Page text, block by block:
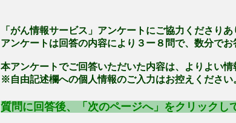
「がん情報サービス」アンケートにご協力くださりあ
アンケートは回答の内容により３ー８問で、数分でお
本アンケートでご回答いただいた内容は、よりよい
※自由記述欄への個人情報のご入力はお控えください
質問に回答後、「次のページへ」をクリックし